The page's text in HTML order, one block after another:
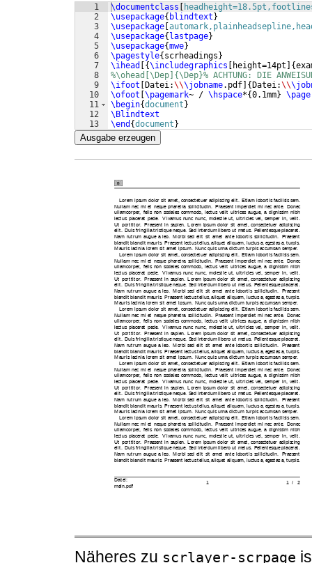
1
2
3
4
5
6
7
8
9
10
11
12
13
\documentclass
\usepackage{ blindtext }
\usepackage
\usepackage{ lastpage}
\usepackage{mwe}
\pagestyle{ scrheadings }
\ihead
[{\includegraphics height=14pt {
%\ohead[\Dep]{\Dep}% ACHTUNG: DIE
\ifoot
Datei:\\\jobname.pdf { Datei:\\
\ofoot \pagemark~ / \hspace*{0.1mm}
\begin{document }
\Blindtext
\end {document }
Ausgabe erzeugen
Näheres zu scrlayer-scrpage